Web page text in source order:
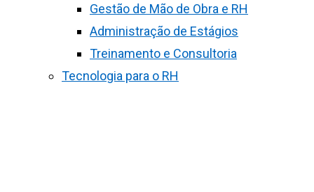
Gestão de Mão de Obra e RH
Administração de Estágios
Treinamento e Consultoria
Tecnologia para o RH